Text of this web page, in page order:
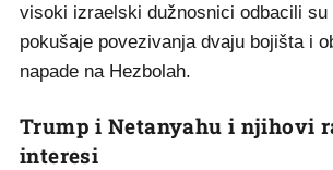
visoki izraelski dužnosnici odbacili su
pokušaje povezivanja dvaju bojišta i
napade na Hezbolah.
Trump i Netanyahu i njihovi
interesi